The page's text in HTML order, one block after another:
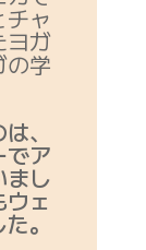
ャ
ヨガ
の学
、
でア
まし
ェ
。